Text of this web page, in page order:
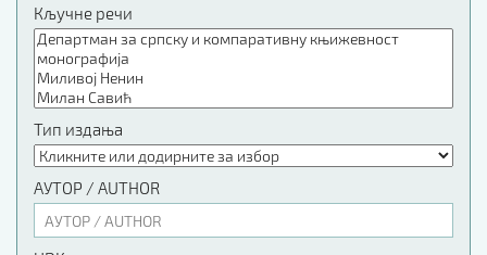
Кључне речи
Тип издања
АУТОР / AUTHOR